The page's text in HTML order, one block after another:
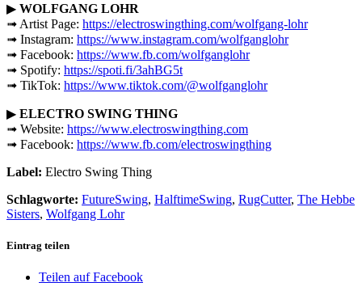
▶ WOLFGANG LOHR
➟ Artist Page: https://electroswingthing.com/wolfgang-lohr
➟ Instagram: https://www.instagram.com/wolfganglohr
➟ Facebook: https://www.fb.com/wolfganglohr
➟ Spotify: https://spoti.fi/3ahBG5t
➟ TikTok: https://www.tiktok.com/@wolfganglohr
▶ ELECTRO SWING THING
➟ Website: https://www.electroswingthing.com
➟ Facebook: https://www.fb.com/electroswingthing
Label: Electro Swing Thing
Schlagworte: FutureSwing, HalftimeSwing, RugCutter, The Hebbe
Sisters, Wolfgang Lohr
Eintrag teilen
Teilen auf Facebook